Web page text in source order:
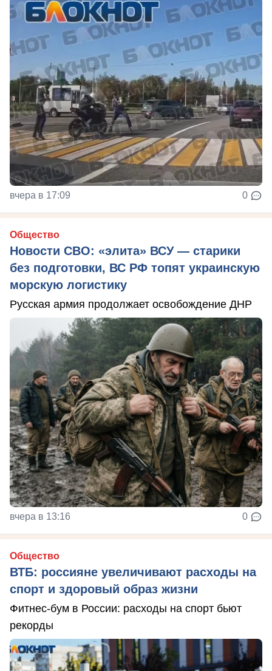
вчера в 17:09 0
Общество
Новости СВО: «элита» ВСУ — старики
без подготовки, ВС РФ топят украинскую
морскую логистику
Русская армия продолжает освобождение ДНР
вчера в 13:16 0
Общество
ВТБ: россияне увеличивают расходы на
спорт и здоровый образ жизни
Фитнес-бум в России: расходы на спорт бьют
рекорды